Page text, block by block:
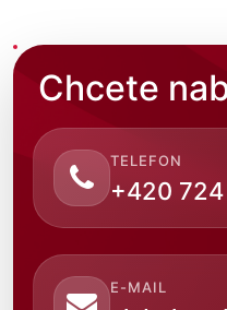
Chcete
TELEFON
+420
E-MAIL